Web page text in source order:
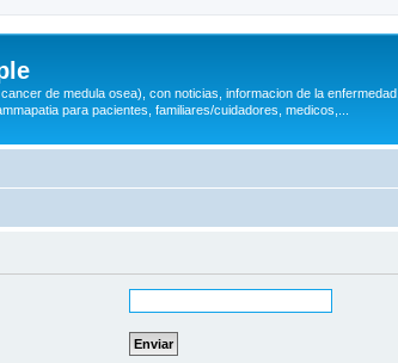
de medula osea), con noticias, informacion de la enfermedad,
para pacientes, familiares/cuidadores, medicos,...